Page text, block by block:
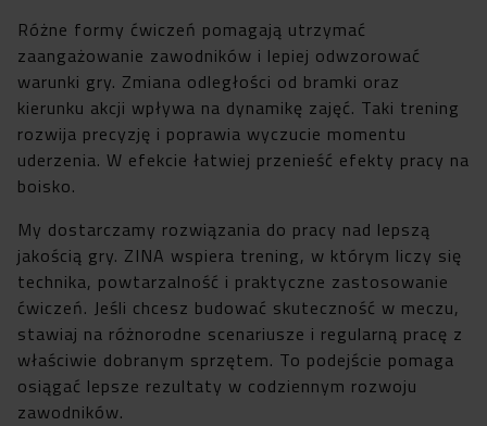
Różne formy ćwiczeń pomagają utrzymać
zaangażowanie zawodników i lepiej odwzorować
warunki gry. Zmiana odległości od bramki oraz
kierunku akcji wpływa na dynamikę zajęć. Taki trening
rozwija precyzję i poprawia wyczucie momentu
uderzenia. W efekcie łatwiej przenieść efekty pracy na
boisko.
My dostarczamy rozwiązania do pracy nad lepszą
jakością gry. ZINA wspiera trening, w którym liczy się
technika, powtarzalność i praktyczne zastosowanie
ćwiczeń. Jeśli chcesz budować skuteczność w meczu,
stawiaj na różnorodne scenariusze i regularną pracę z
właściwie dobranym sprzętem. To podejście pomaga
osiągać lepsze rezultaty w codziennym rozwoju
zawodników.